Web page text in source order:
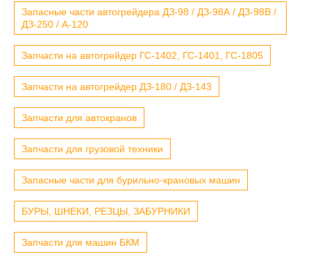
Запасные части автогрейдера ДЗ-98 / ДЗ-98А / ДЗ-98В /
ДЗ-250 / А-120
Запчасти на автогрейдер ГС-1402, ГС-1401, ГС-1805
Запчасти на автогрейдер ДЗ-180 / ДЗ-143
Запчасти для автокранов
Запчасти для грузовой техники
Запасные части для бурильно-крановых машин
БУРЫ, ШНЕКИ, РЕЗЦЫ, ЗАБУРНИКИ
Запчасти для машин БКМ